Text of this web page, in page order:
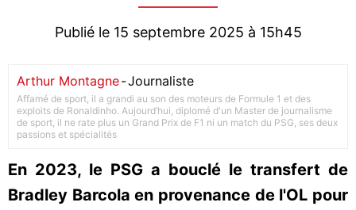
Publié le 15 septembre 2025 à 15h45
Arthur Montagne-Journaliste
Affamé de sport, il a grandi au son des moteurs de Formule 1 et des
exploits de Ronaldinho. Aujourd’hui, diplomé d'un Master de journalisme
de sport, il ne rate plus un Grand Prix de F1 ni un match du PSG, ses deux
passions et spécialités
En 2023, le PSG a bouclé le transfert de
Bradley Barcola en provenance de l'OL pour